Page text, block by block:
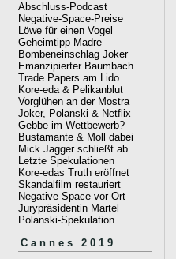
Abschluss-Podcast
Negative-Space-Preise
Löwe für einen Vogel
Geheimtipp Madre
Bombeneinschlag Joker
Emanzipierter Baumbach
Trade Papers am Lido
Kore-eda & Pelikanblut
Vorglühen an der Mostra
Joker, Polanski & Netflix
Gebbe im Wettbewerb?
Bustamante & Moll dabei
Mick Jagger schließt ab
Letzte Spekulationen
Kore-edas Truth eröffnet
Skandalfilm restauriert
Negative Space vor Ort
Jurypräsidentin Martel
Polanski-Spekulation
Cannes 2019